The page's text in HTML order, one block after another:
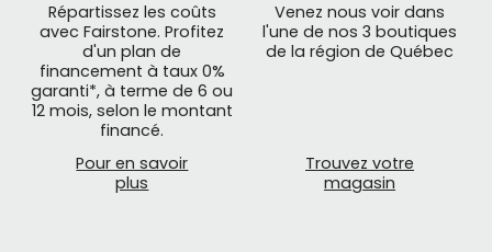
Répartissez les coûts
avec Fairstone. Profitez
d'un plan de
financement à taux 0%
garanti*, à terme de 6 ou
12 mois, selon le montant
financé.
Pour en savoir
plus
Venez nous voir dans
l'une de nos 3 boutiques
de la région de Québec
Trouvez votre
magasin